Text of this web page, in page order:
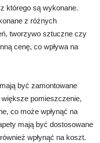
którego są wykonane.
z różnych
tworzywo sztuczne czy
cenę, co wpływa na
być zamontowane
pomieszczenie,
co może wpłynąć na
mają być dostosowane
wpłynąć na koszt.